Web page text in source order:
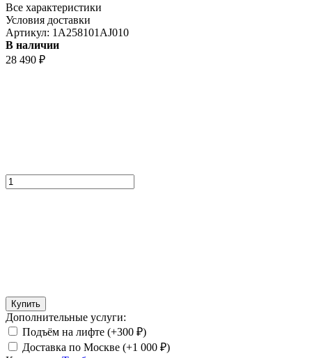
Все характеристики
Условия доставки
Артикул: 1A258101AJ010
В наличии
28 490 ₽
Купить
Дополнительные услуги:
Подъём на лифте (+300 ₽)
Доставка по Москве (+1 000 ₽)